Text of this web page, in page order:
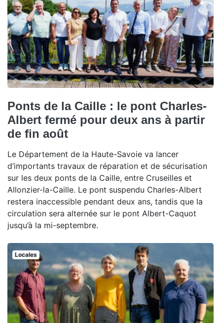
Ponts de la Caille : le pont Charles-
Albert fermé pour deux ans à partir
de fin août
Le Département de la Haute-Savoie va lancer
d’importants travaux de réparation et de sécurisation
sur les deux ponts de la Caille, entre Cruseilles et
Allonzier-la-Caille. Le pont suspendu Charles-Albert
restera inaccessible pendant deux ans, tandis que la
circulation sera alternée sur le pont Albert-Caquot
jusqu’à la mi-septembre.
Locales